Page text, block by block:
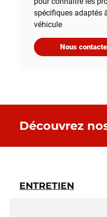
spécifiques adaptés
véhicule
Nous
Découvrez
ENTRETIEN